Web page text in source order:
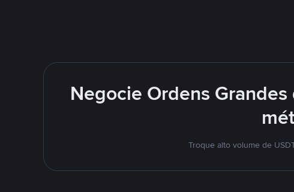
Negocie Ordens
Troque alto volume de